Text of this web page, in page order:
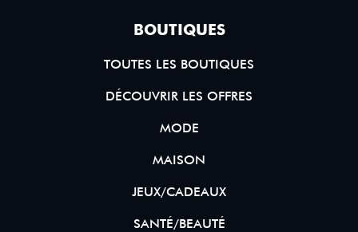
BOUTIQUES
TOUTES LES BOUTIQUES
DÉCOUVRIR LES OFFRES
MODE
MAISON
JEUX/CADEAUX
SANTÉ/BEAUTÉ